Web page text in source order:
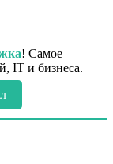
! Самое
IT и бизнеса.